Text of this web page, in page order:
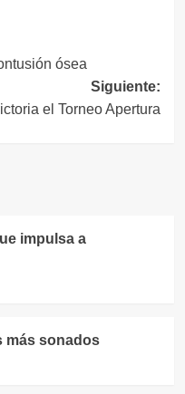
ósea
Siguiente:
el Torneo Apertura
impulsa a
más sonados